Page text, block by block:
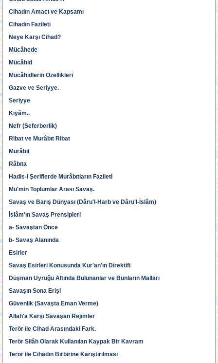
Cihadın Amacı ve Kapsamı
Cihadın Fazileti
Neye Karşı Cihad?
Mücâhede
Mücâhid
Mücâhidlerin Özellikleri
Gazve ve Seriyye.
Seriyye
Kıyâm..
Nefr (Seferberlik)
Ribat ve Murâbıt Ribat
Murâbıt
Râbıta
Hadis-i Şeriflerde Murâbıtların Fazileti
Mü'min Toplumlar Arası Savaş.
Savaş ve Barış Dünyası (Dâru'l-Harb ve Dâru'l-İslâm)
İslâm'ın Savaş Prensipleri
a- Savaştan Önce
b- Savaş Alanında
Esirler
Savaş Esirleri Konusunda Kur'an'ın Direktifi
Düşman Uyruğu Altında Bulunanlar ve Bunların Malları
Savaşın Sona Erişi
Güvenlik (Savaşta Eman Verme)
Allah'a Karşı Savaşan Rejimler
Terör ile Cihad Arasındaki Fark.
Terör Silâh Olarak Kullanılan Kaypak Bir Kavram
Terör ile Cihadın Birbirine Karıştırılması